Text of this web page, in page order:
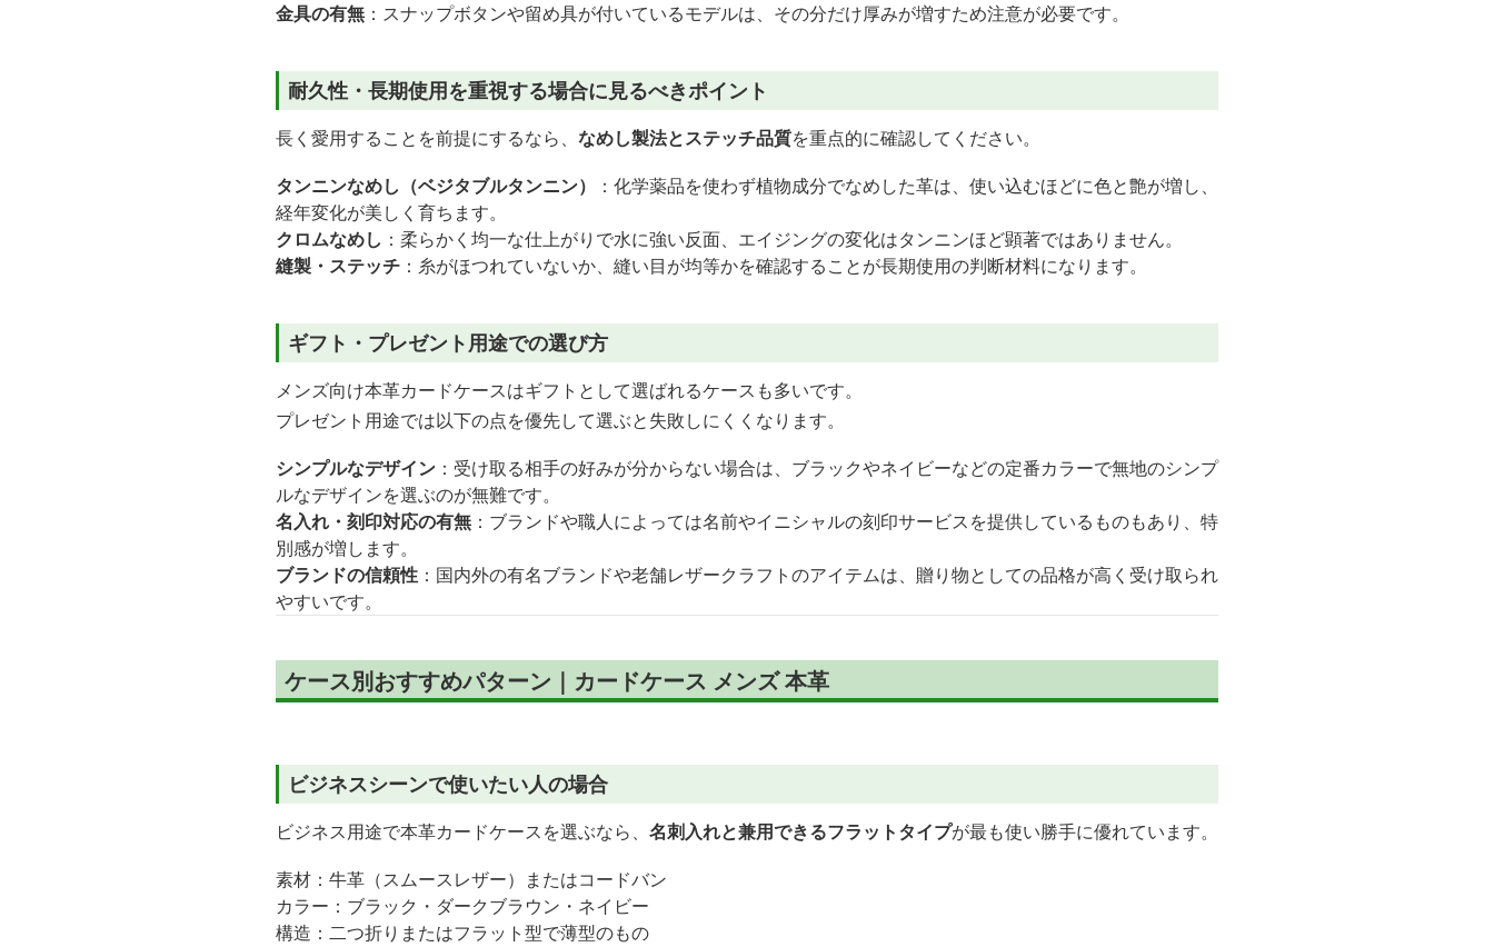
金具の有無 ：スナップボタンや留め具が付いているモデルは、その分だけ厚みが増すため注意が必要です。
耐久性・長期使用を重視する場合に見るべきポイント
長く愛用することを前提にするなら、 なめし製法とステッチ品質を重点的に確認してください。
タンニンなめし（ベジタブルタンニン）
：化学薬品を使わず植物成分でなめした革は、使い込むほどに色と艶が増し、
経年変化が美しく育ちます。
クロムなめし ：柔らかく均一な仕上がりで水に強い反面、エイジングの変化はタンニンほど顕著ではありません。
縫製・ステッチ ：糸がほつれていないか、縫い目が均等かを確認することが長期使用の判断材料になります。
ギフト・プレゼント用途での選び方
メンズ向け本革カードケースはギフトとして選ばれるケースも多いです。
プレゼント用途では以下の点を優先して選ぶと失敗しにくくなります。
シンプルなデザイン ：受け取る相手の好みが分からない場合は、ブラックやネイビーなどの定番カラーで無地のシンプ
ルなデザインを選ぶのが無難です。
名入れ・刻印対応の有無 ：ブランドや職人によっては名前やイニシャルの刻印サービスを提供しているものもあり、特
別感が増します。
ブランドの信頼性 ：国内外の有名ブランドや老舗レザークラフトのアイテムは、贈り物としての品格が高く受け取られ
やすいです。
ケース別おすすめパターン｜カードケース メンズ 本革
ビジネスシーンで使いたい人の場合
ビジネス用途で本革カードケースを選ぶなら、 名刺入れと兼用できるフラットタイプが最も使い勝手に優れています。
素材：牛革（スムースレザー）またはコードバン
カラー：ブラック・ダークブラウン・ネイビー
構造：二つ折りまたはフラット型で薄型のもの